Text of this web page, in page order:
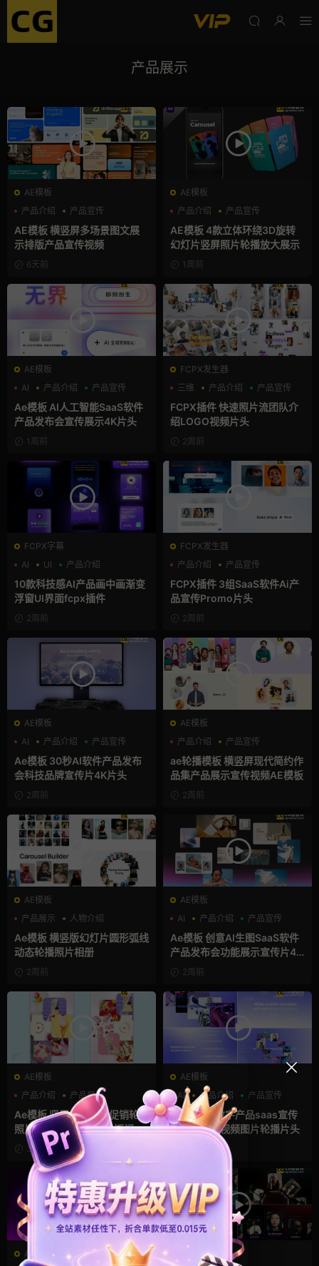
产品展示
AE模板
产品介绍
产品宣传
产品展示
AE模板 横竖屏多场景图文展
示排版产品宣传视频
6天前
AE模板
产品介绍
产品宣传
产品展示
AE模板 4款立体环绕3D旋转
幻灯片竖屏照片轮播放大展示
1周前
AE模板
AI
产品介绍 产品宣传
Ae模板 AI人工智能SaaS软件
产品发布会宣传展示4K片头
1周前
FCPX发生器
三维
产品介绍 产品宣传
FCPX插件 快速照片流团队介
绍LOGO视频片头
2周前
FCPX字幕
AI
UI 产品介绍
10款科技感AI产品画中画渐变
浮窗UI界面fcpx插件
2周前
FCPX发生器
产品介绍
产品宣传
产品展示
FCPX插件 3组SaaS软件Ai产
品宣传Promo片头
2周前
AE模板
AI
产品介绍 产品宣传
Ae模板 30秒AI软件产品发布
会科技品牌宣传片4K片头
2周前
AE模板
产品介绍
产品宣传
产品展示
ae轮播模板 横竖屏现代简约作
品集产品展示宣传视频AE模板
2周前
AE模板
产品展示
人物介绍
团队介绍
Ae模板 横竖版幻灯片圆形弧线
动态轮播照片相册
2周前
AE模板
AI
产品介绍 产品宣传
Ae模板 创意AI生图SaaS软件
产品发布会功能展示宣传片4K
片头2周前
AE模板
产品介绍
产品展示
卡通模板
Ae模板 竖屏产品展示促销轮播
照片滑动展示社交媒体短视频
片头3周前
AE模板
AI
产品介绍 产品宣传
Ae模板 Ai数字产品saas宣传
片功能展示视频图片轮播片头
AE模板
AE模板